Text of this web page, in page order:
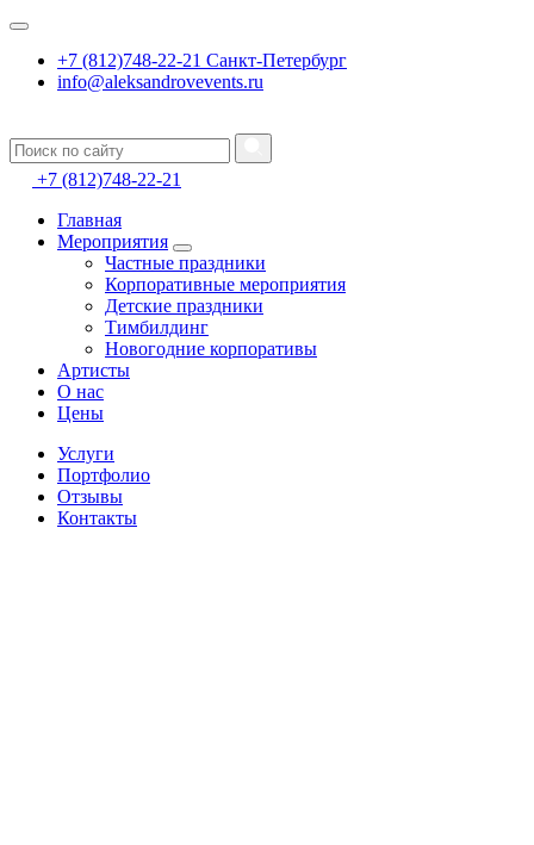
+7 (812)748-22-21 Санкт-Петербург
info@aleksandrovevents.ru
+7 (812)748-22-21
Главная
Мероприятия
Частные праздники
Корпоративные мероприятия
Детские праздники
Тимбилдинг
Новогодние корпоративы
Артисты
О нас
Цены
Услуги
Портфолио
Отзывы
Контакты